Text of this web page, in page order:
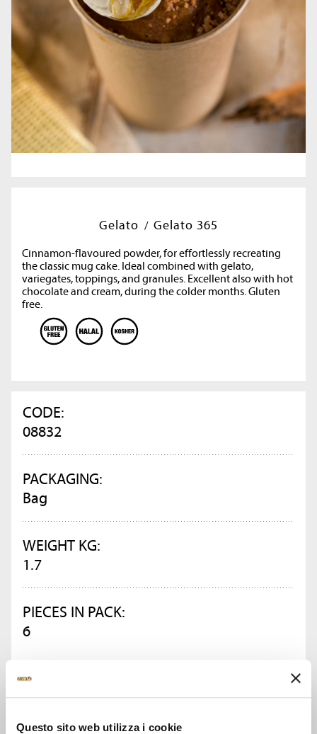
Questo sito web utilizza i cookie
Gelato Gelato 365
Cinnamon-flavoured powder, for effortlessly recreating
the classic mug cake. Ideal combined with gelato,
variegates, toppings, and granules. Excellent also with hot
chocolate and cream, during the colder months. Gluten
free.
CODE:
08832
PACKAGING:
Bag
WEIGHT KG:
1.7
PIECES IN PACK:
6
DATA SHEET